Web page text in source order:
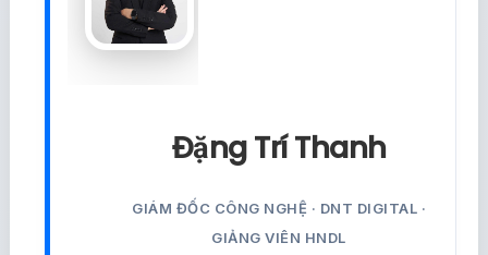
Đặng Trí Thanh
GIÁM ĐỐC CÔNG NGHỆ · DNT DIGITAL ·
GIẢNG VIÊN HNDL